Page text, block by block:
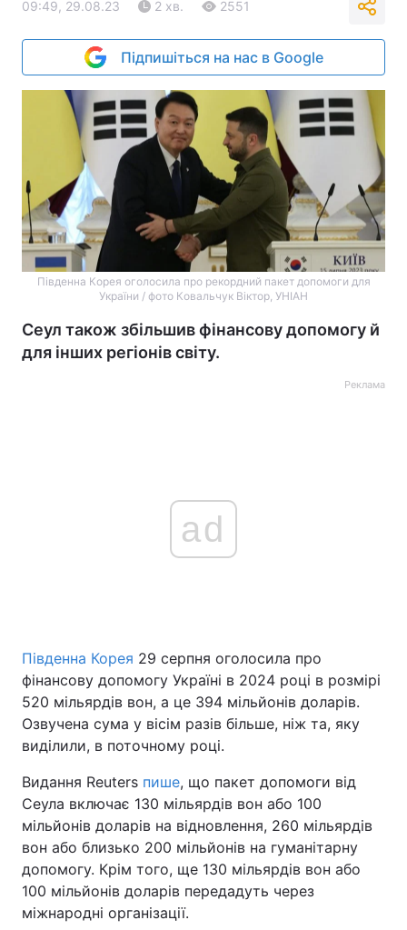
09:49, 29.08.23 2 хв. 2551
Підпишіться на нас в Google
Південна Корея оголосила про рекордний пакет допомоги для
України / фото Ковальчук Віктор, УНІАН
Сеул також збільшив фінансову допомогу й
для інших регіонів світу.
Реклама
ad
Південна Корея 29 серпня оголосила про
фінансову допомогу Україні в 2024 році в розмірі
520 мільярдів вон, а це 394 мільйонів доларів.
Озвучена сума у вісім разів більше, ніж та, яку
виділили, в поточному році.
Видання Reuters пише, що пакет допомоги від
Сеула включає 130 мільярдів вон або 100
мільйонів доларів на відновлення, 260 мільярдів
вон або близько 200 мільйонів на гуманітарну
допомогу. Крім того, ще 130 мільярдів вон або
100 мільйонів доларів передадуть через
міжнародні організації.